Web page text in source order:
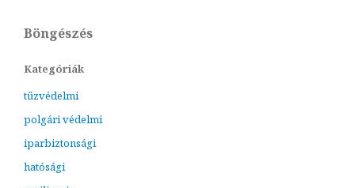
Böngészés
Kategóriák
tűzvédelmi
polgári védelmi
iparbiztonsági
hatósági